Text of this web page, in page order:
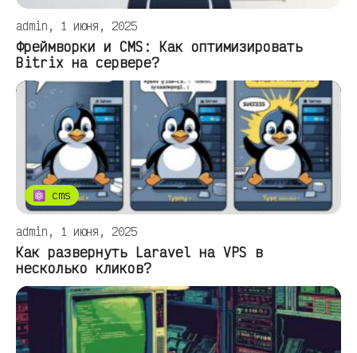
admin, 1 июня, 2025
Фреймворки и CMS: Как оптимизировать
Bitrix на сервере?
⚛ cms
admin, 1 июня, 2025
Как развернуть Laravel на VPS в
несколько кликов?